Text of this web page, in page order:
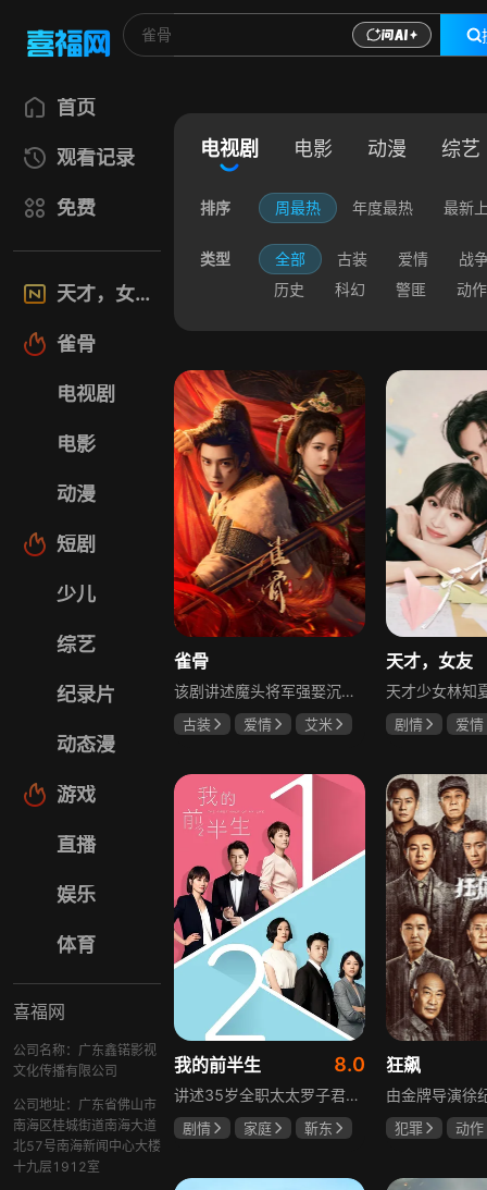
首页
观看记录
免费
天才，女友
雀骨
电视剧
电影
动漫
短剧
少儿
综艺
纪录片
动态漫
游戏
直播
娱乐
体育
喜福网
公司名称：广东鑫锘影视
文化传播有限公司
公司地址：广东省佛山市
南海区桂城街道南海大道
北57号南海新闻中心大楼
十九层1912室
电视剧 电影 动漫 综艺
排序 周最热 年度最热 最新
类型 全部 古装 爱情
战
历史
科幻 警匪 动作
雀骨
该剧讲述魔头将军强娶沉迷机关术的财迷假千金，两人从契约夫妻起步，在生死局中互扒马甲，爱意与杀意交织共生。过程中他们揭露朝堂阴谋，破解生死乱局，最终共同守护家国太平，融合了权谋、爱情、冒险等多重元素，情节跌宕起伏。
古装 爱情
艾米
天才，女友
剧情
爱情
我的前半生 8.0
讲述35岁全职太太罗子君因丈夫突然离婚陷入人生谷底，带孩子闯入社会，从安逸走向落魄。贺涵作为事业有成的精英，平静生活被罗子君打破，需应对各类突发状况。生活逼迫罗子君重拾骨气，贺涵也收获温暖，二人历经波折，罗子君实现自我成长，贺涵也找到人生新方向，展现都市女性蜕变与情感纠葛。
剧情 家庭
靳东
狂飙
犯罪
动作